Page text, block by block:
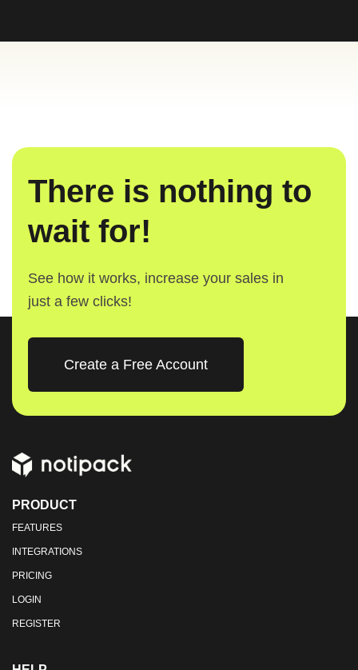
There is nothing to
wait for!
See how it works, increase your sales in
just a few clicks!
Create a Free Account
PRODUCT
FEATURES
INTEGRATIONS
PRICING
LOGIN
REGISTER